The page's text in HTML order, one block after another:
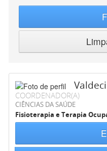
COORDENADOR(A)
CIÊNCIAS DA SAÚDE
Fisioterapia e Terapia